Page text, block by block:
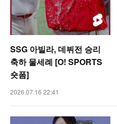
SSG 아빌라, 데뷔전 승리
축하 물세례 [O! SPORTS
숏폼]
2026.07.16 22:41